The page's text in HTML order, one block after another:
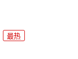
最热